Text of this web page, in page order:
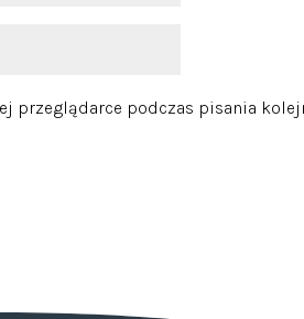
przeglądarce podczas pisania